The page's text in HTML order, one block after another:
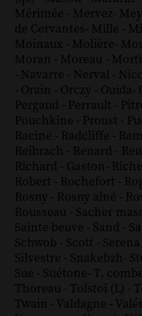
Mérimée - Mervez-
de Cervantes- Mille -
Moinaux - Molière-
Moran - Moreau -
- Navarre - Nerval -
- Orain - Orczy - Ouida-
Pergaud - Perrault -
Pouchkine - Proust -
Racine - Radcliffe -
Reibrach - Renard -
Richard - Gaston-
Robert - Rochefort -
Rosny - Rosny aîné -
Rousseau - Sacher
Sainte beuve - Sand -
Schwob - Scott - Serena
Silvestre - Snakebzh-
Sue - Suétone- T.
Thoreau - Tolstoï (L) -
Twain - Valdagne -